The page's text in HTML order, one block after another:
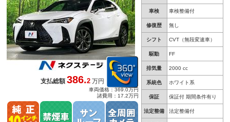
車検 車検整備付
修復歴 無し
シフト CVT（無段変速車）
駆動 FF
排気量 2000 cc
系統色 ホワイト系
保証 保証付 期間条件有り
法定整備 法定整備付
支払総額386.2 万円
車両価格：369.0万円
諸費用：17.2万円